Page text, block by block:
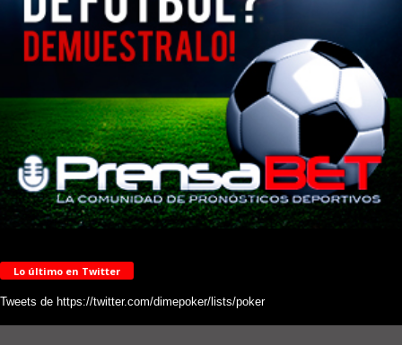
Lo último en Twitter
Tweets de https://twitter.com/dimepoker/lists/poker